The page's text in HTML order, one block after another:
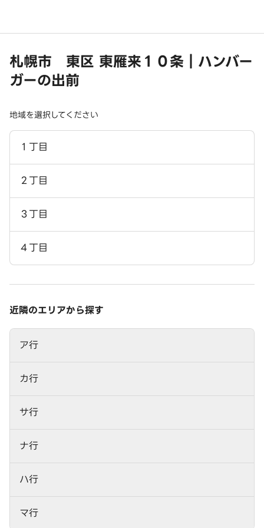
札幌市 東区 東雁来１０条｜ハンバー
ガーの出前
地域を選択してください
１丁目
２丁目
３丁目
４丁目
近隣のエリアから探す
ア行
カ行
サ行
ナ行
ハ行
マ行